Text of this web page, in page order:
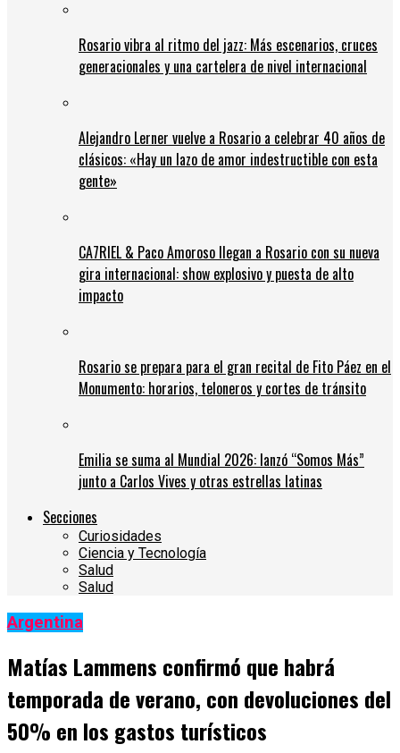
Rosario vibra al ritmo del jazz: Más escenarios, cruces
generacionales y una cartelera de nivel internacional
Alejandro Lerner vuelve a Rosario a celebrar 40 años de
clásicos: «Hay un lazo de amor indestructible con esta
gente»
CA7RIEL & Paco Amoroso llegan a Rosario con su nueva
gira internacional: show explosivo y puesta de alto
impacto
Rosario se prepara para el gran recital de Fito Páez en el
Monumento: horarios, teloneros y cortes de tránsito
Emilia se suma al Mundial 2026: lanzó “Somos Más”
junto a Carlos Vives y otras estrellas latinas
Secciones
Curiosidades
Ciencia y Tecnología
Salud
Salud
Argentina
Matías Lammens confirmó que habrá
temporada de verano, con devoluciones del
50% en los gastos turísticos